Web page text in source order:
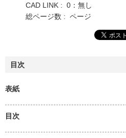
CAD LINK : 0：無し
総ページ数 : ページ
目次
表紙
目次